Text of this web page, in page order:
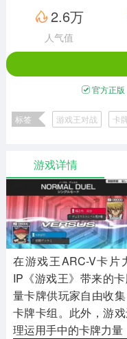
赛车竞速
3632款应用
二次元
仙侠手游
485款应用
三国游戏
3934款应用
其他
982款应用
2.6万
人气值
官方正版
标签 游戏王对战 卡
游戏详情
在游戏王ARC-V卡
IP《游戏王》带来的
量卡牌供玩家自由收
卡牌卡组。此外，游
理运用手中的卡牌力量